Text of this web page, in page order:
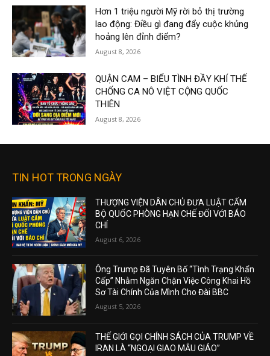
Hơn 1 triệu người Mỹ rời bỏ thị trường
lao động: Điều gì đang đẩy cuộc khủng
hoảng lên đỉnh điểm?
August 8, 2026
QUẬN CAM – BIỂU TÌNH ĐẦY KHÍ THẾ
CHỐNG CA NÔ VIỆT CỘNG QUỐC
THIÊN
August 8, 2026
TIN HOT TRONG NGÀY
THƯỢNG VIỆN DÂN CHỦ ĐƯA LUẬT CẤM
BỘ QUỐC PHÒNG HẠN CHẾ ĐỐI VỚI BÁO
CHÍ
August 6, 2026
Ông Trump Đã Tuyên Bố “Tình Trạng Khẩn
Cấp” Nhằm Ngăn Chặn Việc Công Khai Hồ
Sơ Tài Chính Của Mình Cho Đài BBC
August 5, 2026
THẾ GIỚI GỌI CHÍNH SÁCH CỦA TRUMP VỀ
IRAN LÀ “NGOẠI GIAO MẪU GIÁO”